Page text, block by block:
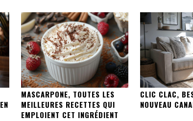
MASCARPONE, TOUTES LES
MEILLEURES RECETTES QUI
EMPLOIENT CET INGRÉDIENT
CLIC CLAC,
NOUVEAU